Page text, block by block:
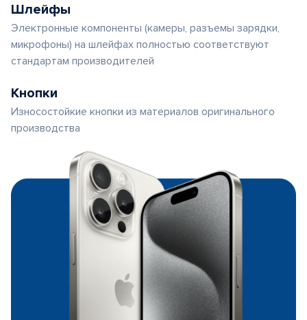
Шлейфы
Электронные компоненты (камеры, разъемы зарядки,
микрофоны) на шлейфах полностью соответствуют
стандартам производителей
Кнопки
Износостойкие кнопки из материалов оригинального
производства